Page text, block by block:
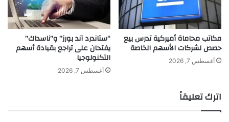
.
.
ا
ا
ل
د
ك
ه
ر
مكاتب محاماة أميركية تدرس بيع
حصص لشركات الأسهم الخاصة
أغسطس 7, 2026
“ستاندرد آند بورز” و”ناسداك”
يفتحان على تراجع بقيادة أسهم
التكنولوجيا
أغسطس 7, 2026
اترك تعليقاً